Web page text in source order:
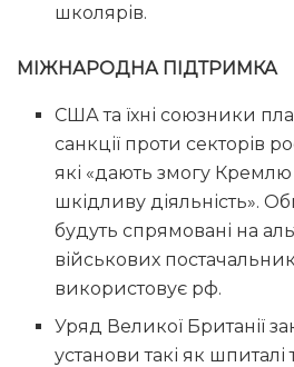
школярів.
МІЖНАРОДНА ПІДТРИМКА
США та їхні союзники
санкції проти секторів
які «дають змогу
шкідливу діяльність».
будуть спрямовані на
військових
використовує рф.
Уряд Великої Британії
установи такі як шпиталі